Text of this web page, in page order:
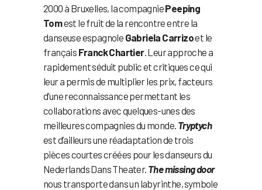
2000 à Bruxelles, la compagniePeeping
Tomest le fruit de la rencontre entre la
danseuse espagnole Gabriela Carrizoet le
français Franck Chartier. Leur approche a
rapidement séduit public et critiques ce qui
leur a permis de multiplier les prix, facteurs
d’une reconnaissance permettant les
collaborations avec quelques-unes des
meilleures compagnies du monde. Tryptych
est d’ailleurs une réadaptation de trois
pièces courtes créées pour les danseurs du
Nederlands Dans Theater. The missing door
nous transporte dans un labyrinthe, symbole